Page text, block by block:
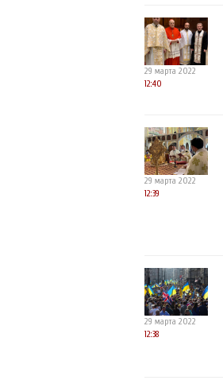
29 марта 2022
12:40
29 марта 2022
12:39
29 марта 2022
12:38